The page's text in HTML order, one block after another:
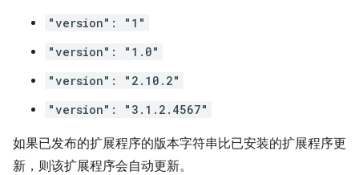
"version": "1"
"version": "1.0"
"version": "2.10.2"
"version": "3.1.2.4567"
如果已发布的扩展程序的版本字符串比已安装的扩展程序更
新，则该扩展程序会自动更新。